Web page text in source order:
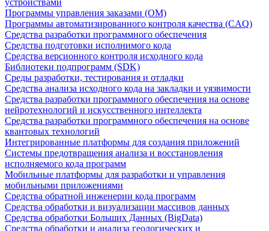
устройствами
Программы управления заказами (OM)
Программы автоматизированного контроля качества (CAQ)
Средства разработки программного обеспечения
Средства подготовки исполнимого кода
Средства версионного контроля исходного кода
Библиотеки подпрограмм (SDK)
Среды разработки, тестирования и отладки
Средства анализа исходного кода на закладки и уязвимости
Средства разработки программного обеспечения на основе
нейротехнологий и искусственного интеллекта
Средства разработки программного обеспечения на основе
квантовых технологий
Интегрированные платформы для создания приложений
Системы предотвращения анализа и восстановления
исполняемого кода программ
Мобильные платформы для разработки и управления
мобильными приложениями
Средства обратной инженерии кода программ
Средства обработки и визуализации массивов данных
Средства обработки Больших Данных (BigData)
Средства обработки и анализа геологических и